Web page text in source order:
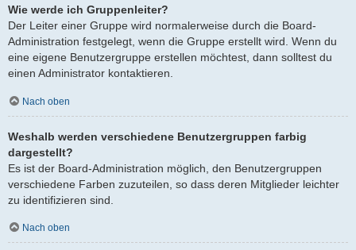
Wie werde ich Gruppenleiter?
Der Leiter einer Gruppe wird normalerweise durch die Board-
Administration festgelegt, wenn die Gruppe erstellt wird. Wenn du
eine eigene Benutzergruppe erstellen möchtest, dann solltest du
einen Administrator kontaktieren.
Nach oben
Weshalb werden verschiedene Benutzergruppen farbig
dargestellt?
Es ist der Board-Administration möglich, den Benutzergruppen
verschiedene Farben zuzuteilen, so dass deren Mitglieder leichter
zu identifizieren sind.
Nach oben